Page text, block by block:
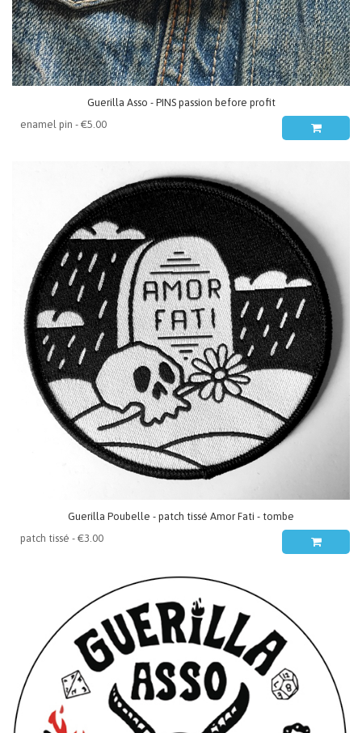
Guerilla Asso - PINS passion before profit
Guerilla Poubelle - patch tissé Amor Fati - tombe